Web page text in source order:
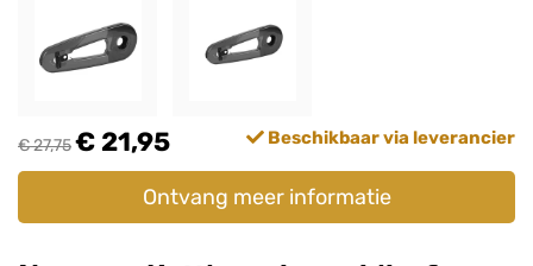
€ 27,75€ 21,95 Beschikbaar via leverancier
Ontvang meer informatie